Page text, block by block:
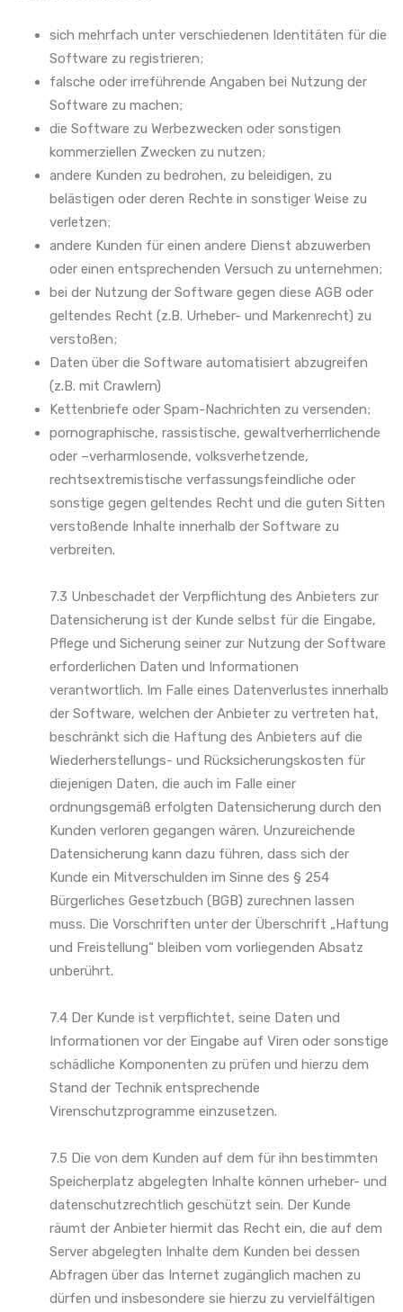
sich mehrfach unter verschiedenen Identitäten für die
Software zu registrieren;
falsche oder irreführende Angaben bei Nutzung der
Software zu machen;
die Software zu Werbezwecken oder sonstigen
kommerziellen Zwecken zu nutzen;
andere Kunden zu bedrohen, zu beleidigen, zu
belästigen oder deren Rechte in sonstiger Weise zu
verletzen;
andere Kunden für einen andere Dienst abzuwerben
oder einen entsprechenden Versuch zu unternehmen;
bei der Nutzung der Software gegen diese AGB oder
geltendes Recht (z.B. Urheber- und Markenrecht) zu
verstoßen;
Daten über die Software automatisiert abzugreifen
(z.B. mit Crawlern)
Kettenbriefe oder Spam-Nachrichten zu versenden;
pornographische, rassistische, gewaltverherrlichende
oder –verharmlosende, volksverhetzende,
rechtsextremistische verfassungsfeindliche oder
sonstige gegen geltendes Recht und die guten Sitten
verstoßende Inhalte innerhalb der Software zu
verbreiten.
7.3 Unbeschadet der Verpflichtung des Anbieters zur
Datensicherung ist der Kunde selbst für die Eingabe,
Pflege und Sicherung seiner zur Nutzung der Software
erforderlichen Daten und Informationen
verantwortlich. Im Falle eines Datenverlustes innerhalb
der Software, welchen der Anbieter zu vertreten hat,
beschränkt sich die Haftung des Anbieters auf die
Wiederherstellungs- und Rücksicherungskosten für
diejenigen Daten, die auch im Falle einer
ordnungsgemäß erfolgten Datensicherung durch den
Kunden verloren gegangen wären. Unzureichende
Datensicherung kann dazu führen, dass sich der
Kunde ein Mitverschulden im Sinne des § 254
Bürgerliches Gesetzbuch (BGB) zurechnen lassen
muss. Die Vorschriften unter der Überschrift „Haftung
und Freistellung“ bleiben vom vorliegenden Absatz
unberührt.
7.4 Der Kunde ist verpflichtet, seine Daten und
Informationen vor der Eingabe auf Viren oder sonstige
schädliche Komponenten zu prüfen und hierzu dem
Stand der Technik entsprechende
Virenschutzprogramme einzusetzen.
7.5 Die von dem Kunden auf dem für ihn bestimmten
Speicherplatz abgelegten Inhalte können urheber- und
datenschutzrechtlich geschützt sein. Der Kunde
räumt der Anbieter hiermit das Recht ein, die auf dem
Server abgelegten Inhalte dem Kunden bei dessen
Abfragen über das Internet zugänglich machen zu
dürfen und insbesondere sie hierzu zu vervielfältigen